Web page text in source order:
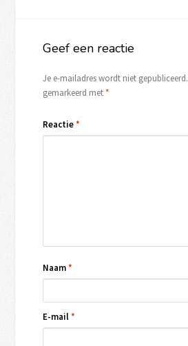
Geef een reactie
Je e-mailadres wordt niet gepubliceerd.
gemarkeerd met*
Reactie*
Naam*
E-mail*